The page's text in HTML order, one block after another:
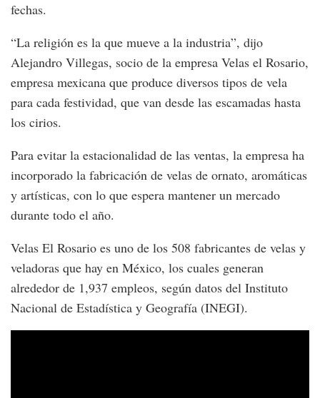
fechas.
“La religión es la que mueve a la industria”, dijo
Alejandro Villegas, socio de la empresa Velas el Rosario,
empresa mexicana que produce diversos tipos de vela
para cada festividad, que van desde las escamadas hasta
los cirios.
Para evitar la estacionalidad de las ventas, la empresa ha
incorporado la fabricación de velas de ornato, aromáticas
y artísticas, con lo que espera mantener un mercado
durante todo el año.
Velas El Rosario es uno de los 508 fabricantes de velas y
veladoras que hay en México, los cuales generan
alrededor de 1,937 empleos, según datos del Instituto
Nacional de Estadística y Geografía (INEGI).